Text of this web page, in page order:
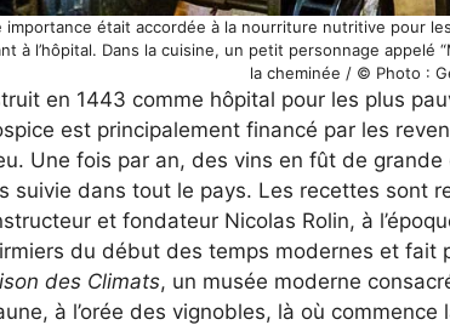
importance était accordée à la nourriture nutritive pour
à l’hôpital. Dans la cuisine, un petit personnage
la cheminée / © Photo :
en 1443 comme hôpital pour les plus
est principalement financé par les
Une fois par an, des vins en fût de
suivie dans tout le pays. Les recettes sont
et fondateur Nicolas Rolin, à
du début des temps modernes et fait
des Climats, un musée moderne
à l’orée des vignobles, là où